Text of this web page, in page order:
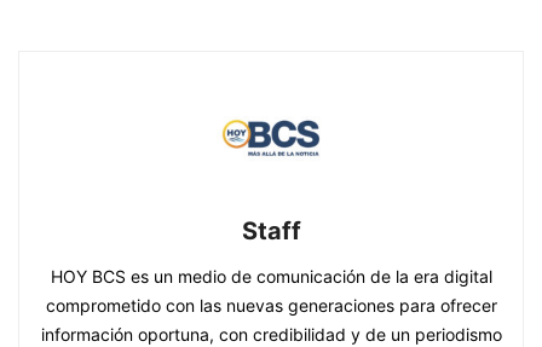
Staff
HOY BCS es un medio de comunicación de la era digital
comprometido con las nuevas generaciones para ofrecer
información oportuna, con credibilidad y de un periodismo